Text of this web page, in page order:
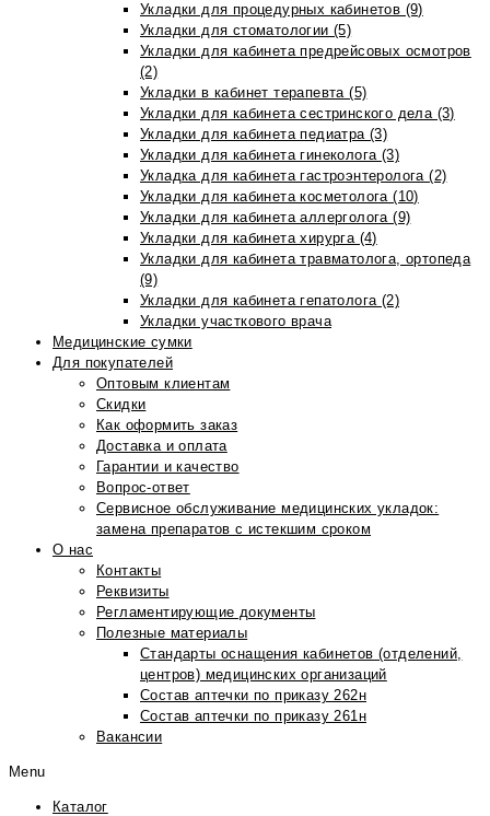
Укладки для процедурных кабинетов (9)
Укладки для стоматологии (5)
Укладки для кабинета предрейсовых осмотров
(2)
Укладки в кабинет терапевта (5)
Укладки для кабинета сестринского дела (3)
Укладки для кабинета педиатра (3)
Укладки для кабинета гинеколога (3)
Укладка для кабинета гастроэнтеролога (2)
Укладки для кабинета косметолога (10)
Укладки для кабинета аллерголога (9)
Укладки для кабинета хирурга (4)
Укладки для кабинета травматолога, ортопеда
(9)
Укладки для кабинета гепатолога (2)
Укладки участкового врача
Медицинские сумки
Для покупателей
Оптовым клиентам
Скидки
Как оформить заказ
Доставка и оплата
Гарантии и качество
Вопрос-ответ
Сервисное обслуживание медицинских укладок:
замена препаратов с истекшим сроком
О нас
Контакты
Реквизиты
Регламентирующие документы
Полезные материалы
Стандарты оснащения кабинетов (отделений,
центров) медицинских организаций
Состав аптечки по приказу 262н
Состав аптечки по приказу 261н
Вакансии
Menu
Каталог